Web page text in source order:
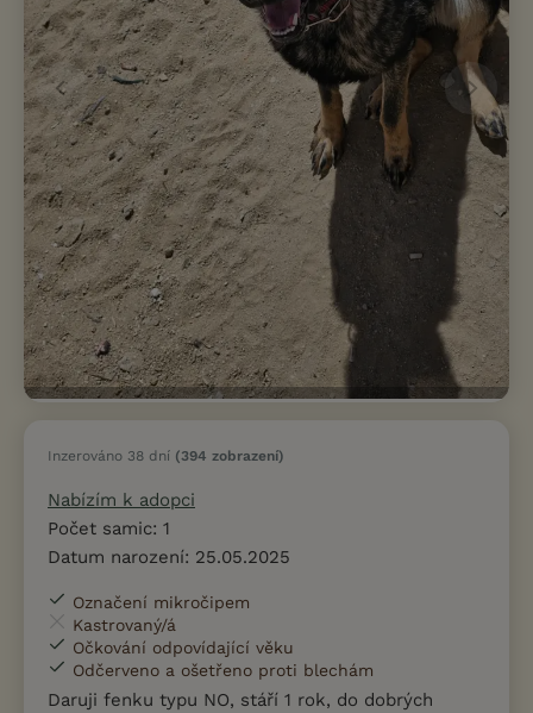
Inzerováno 38 dní (394 zobrazení)
Nabízím k adopci
Počet samic: 1
Datum narození: 25.05.2025
Označení mikročipem
Kastrovaný/á
Očkování odpovídající věku
Odčerveno a ošetřeno proti blechám
Daruji fenku typu NO, stáří 1 rok, do dobrých